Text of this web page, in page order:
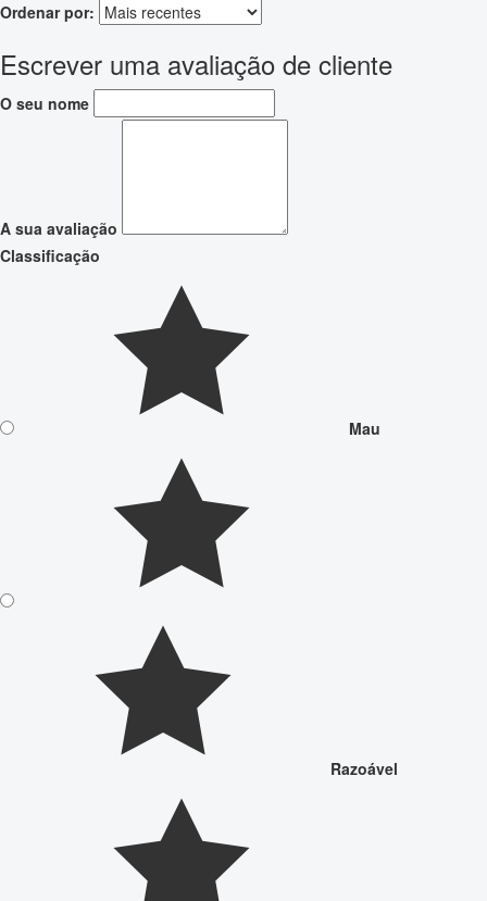
Ordenar por:
Escrever uma avaliação de cliente
O seu nome
A sua avaliação
Classificação
Mau
Razoável